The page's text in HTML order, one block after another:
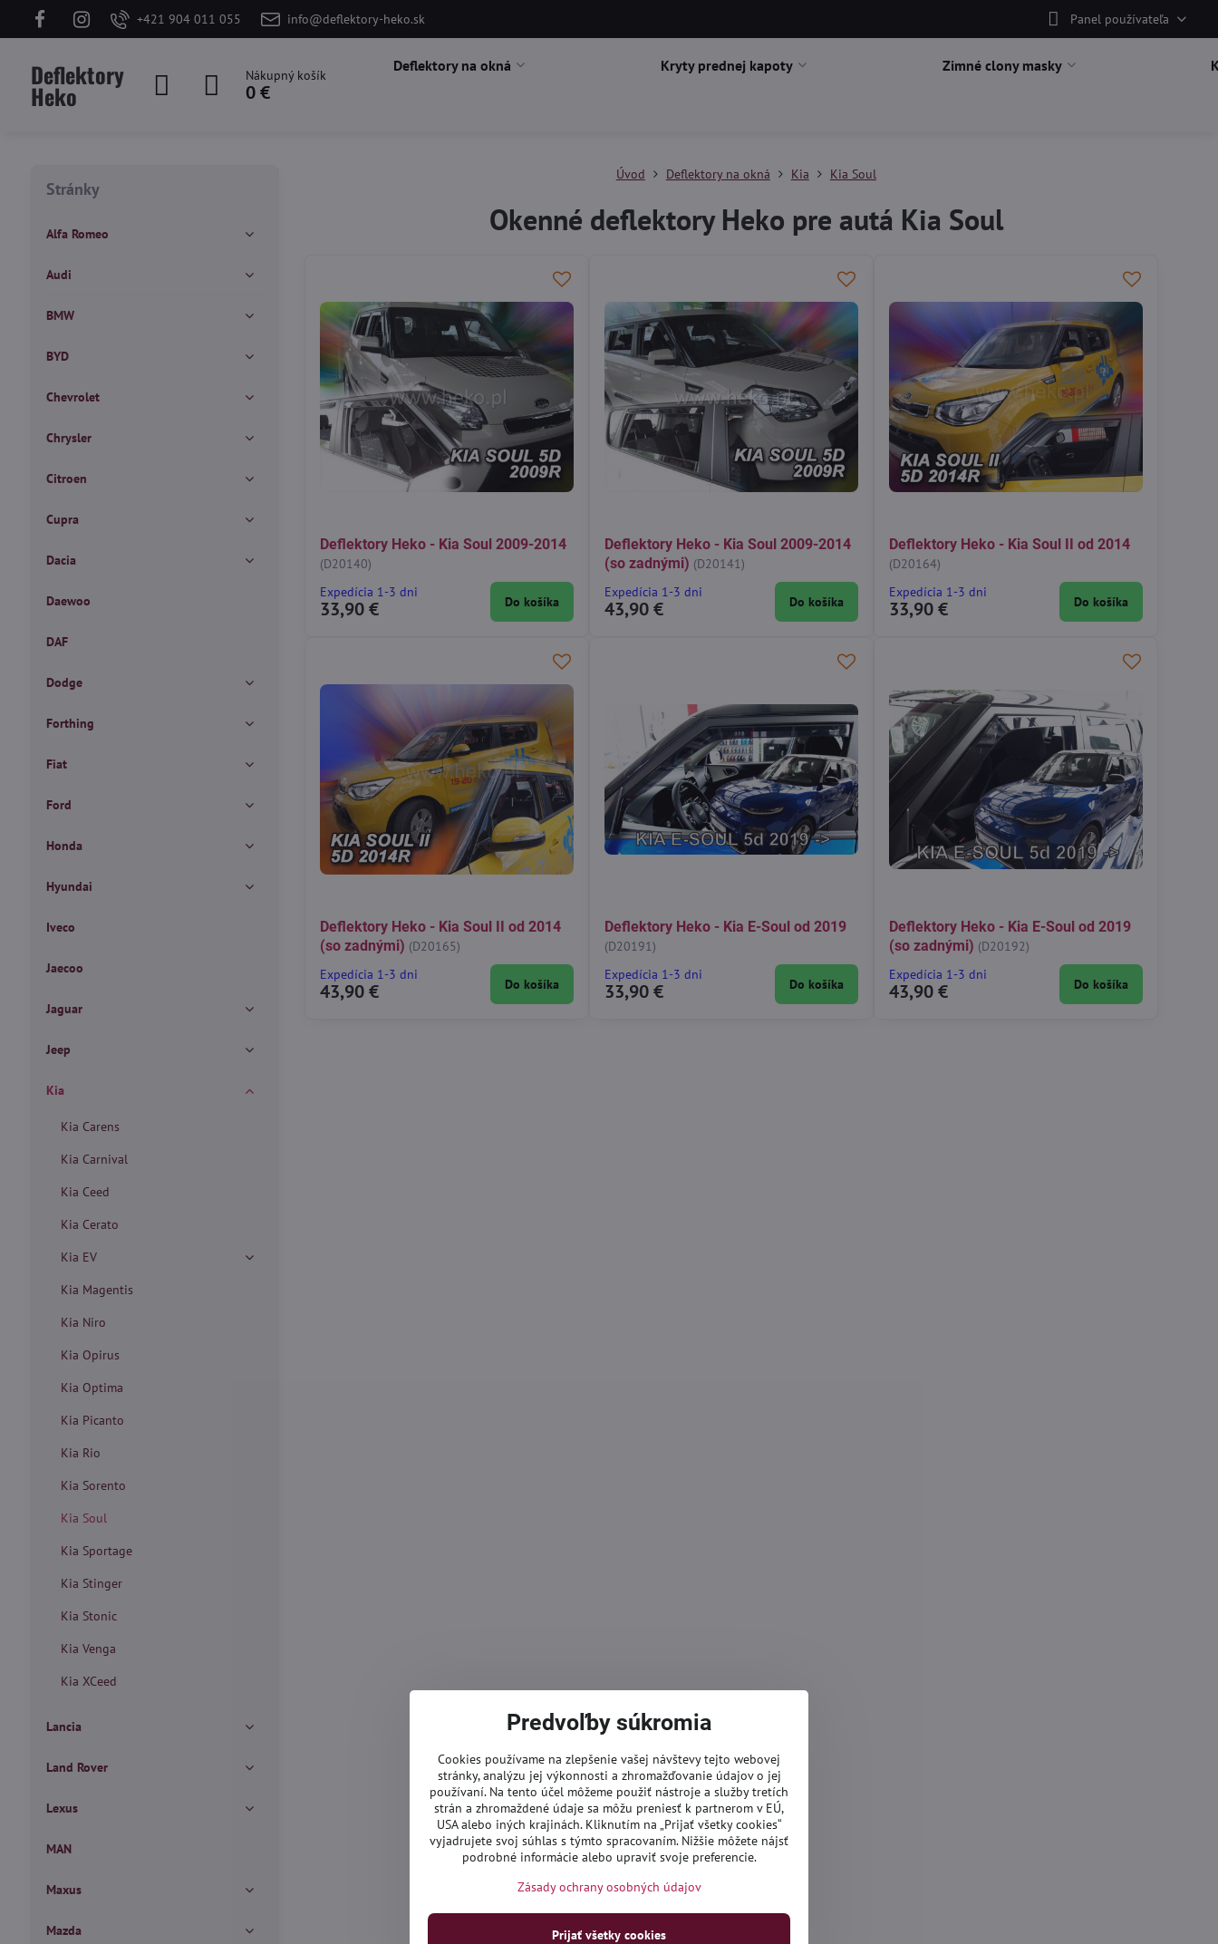
+421 904 011 055 info@deflektory-heko.sk Panel používateľa
Deflektory
Heko
Nákupný košík
0 €
Deflektory na okná Kryty prednej kapoty Zimné clony masky
Úvod Deflektory na okná Kia Kia Soul
Okenné deflektory Heko pre autá Kia Soul
Deflektory Heko - Kia Soul 2009-2014
(D20140)
Expedícia 1-3 dni
33,90 € Do košíka
Deflektory Heko - Kia Soul 2009-2014
(so zadnými) (D20141)
Expedícia 1-3 dni
43,90 € Do košíka
Deflektory Heko - Kia Soul II od 2014
(D20164)
Expedícia 1-3 dni
33,90 € Do košíka
Deflektory Heko - Kia Soul II od 2014
(so zadnými) (D20165)
Expedícia 1-3 dni
43,90 € Do košíka
Deflektory Heko - Kia E-Soul od 2019
(D20191)
Expedícia 1-3 dni
33,90 € Do košíka
Deflektory Heko - Kia E-Soul od 2019
(so zadnými) (D20192)
Expedícia 1-3 dni
43,90 € Do košíka
Stránky
Alfa Romeo
Audi
BMW
BYD
Chevrolet
Chrysler
Citroen
Cupra
Dacia
Daewoo
DAF
Dodge
Forthing
Fiat
Ford
Honda
Hyundai
Iveco
Jaecoo
Jaguar
Jeep
Kia
Kia Carens
Kia Carnival
Kia Ceed
Kia Cerato
Kia EV
Kia Magentis
Kia Niro
Kia Opirus
Kia Optima
Kia Picanto
Kia Rio
Kia Sorento
Kia Soul
Kia Sportage
Kia Stinger
Kia Stonic
Kia Venga
Kia XCeed
Lancia
Land Rover
Lexus
MAN
Maxus
Mazda
Predvoľby súkromia
Cookies používame na zlepšenie vašej návštevy tejto webovej
stránky, analýzu jej výkonnosti a zhromažďovanie údajov o jej
používaní. Na tento účel môžeme použiť nástroje a služby tretích
strán a zhromaždené údaje sa môžu preniesť k partnerom v EÚ,
USA alebo iných krajinách. Kliknutím na „Prijať všetky cookies“
vyjadrujete svoj súhlas s týmto spracovaním. Nižšie môžete nájsť
podrobné informácie alebo upraviť svoje preferencie.
Zásady ochrany osobných údajov
Prijať všetky cookies